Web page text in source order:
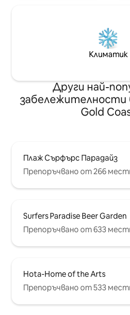
Климатик
Други най-
забележителности
Gold
Плаж Сърфърс Парадайз
Препоръчвано от 266
Surfers Paradise Beer Garden
Препоръчвано от 633
Hota-Home of the Arts
Препоръчвано от 533